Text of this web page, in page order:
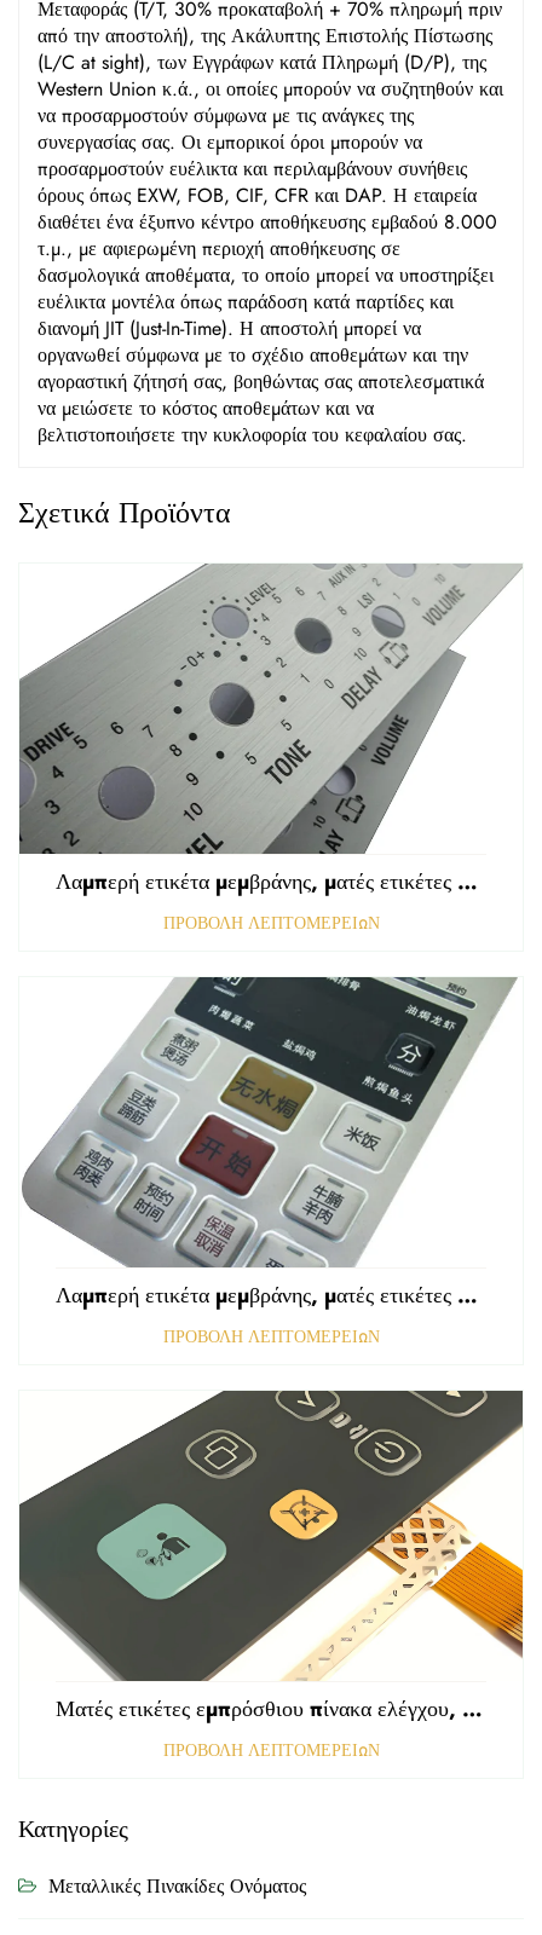
Μεταφοράς (T/T, 30% προκαταβολή + 70% πληρωμή πριν
από την αποστολή), της Ακάλυπτης Επιστολής Πίστωσης
(L/C at sight), των Εγγράφων κατά Πληρωμή (D/P), της
Western Union κ.ά., οι οποίες μπορούν να συζητηθούν και
να προσαρμοστούν σύμφωνα με τις ανάγκες της
συνεργασίας σας. Οι εμπορικοί όροι μπορούν να
προσαρμοστούν ευέλικτα και περιλαμβάνουν συνήθεις
όρους όπως EXW, FOB, CIF, CFR και DAP. Η εταιρεία
διαθέτει ένα έξυπνο κέντρο αποθήκευσης εμβαδού 8.000
τ.μ., με αφιερωμένη περιοχή αποθήκευσης σε
δασμολογικά αποθέματα, το οποίο μπορεί να υποστηρίξει
ευέλικτα μοντέλα όπως παράδοση κατά παρτίδες και
διανομή JIT (Just-In-Time). Η αποστολή μπορεί να
οργανωθεί σύμφωνα με το σχέδιο αποθεμάτων και την
αγοραστική ζήτησή σας, βοηθώντας σας αποτελεσματικά
να μειώσετε το κόστος αποθεμάτων και να
βελτιστοποιήσετε την κυκλοφορία του κεφαλαίου σας.
Σχετικά Προϊόντα
Λαμπερή ετικέτα μεμβράνης, ματές ετικέτες εμπρόσθιου πίνακα ελέγχου, ανάγλυφη γραφική επικάλυψη πολυκαρβονικού
ΠΡΟΒΟΛΗ ΛΕΠΤΟΜΕΡΕΙΩΝ
Λαμπερή ετικέτα μεμβράνης, ματές ετικέτες εμπρόσθιου πίνακα ελέγχου, ανάγλυφες ετικέτες πολυκαρβονικού, γραφικές επικαλύψεις
ΠΡΟΒΟΛΗ ΛΕΠΤΟΜΕΡΕΙΩΝ
Ματές ετικέτες εμπρόσθιου πίνακα ελέγχου, τρυπημένες με αμαυρωμένη επιφάνεια, πάχους 0,25 mm, ετικέτες από πολυκαρβονικό ή PVC
ΠΡΟΒΟΛΗ ΛΕΠΤΟΜΕΡΕΙΩΝ
Κατηγορίες
Μεταλλικές Πινακίδες Ονόματος